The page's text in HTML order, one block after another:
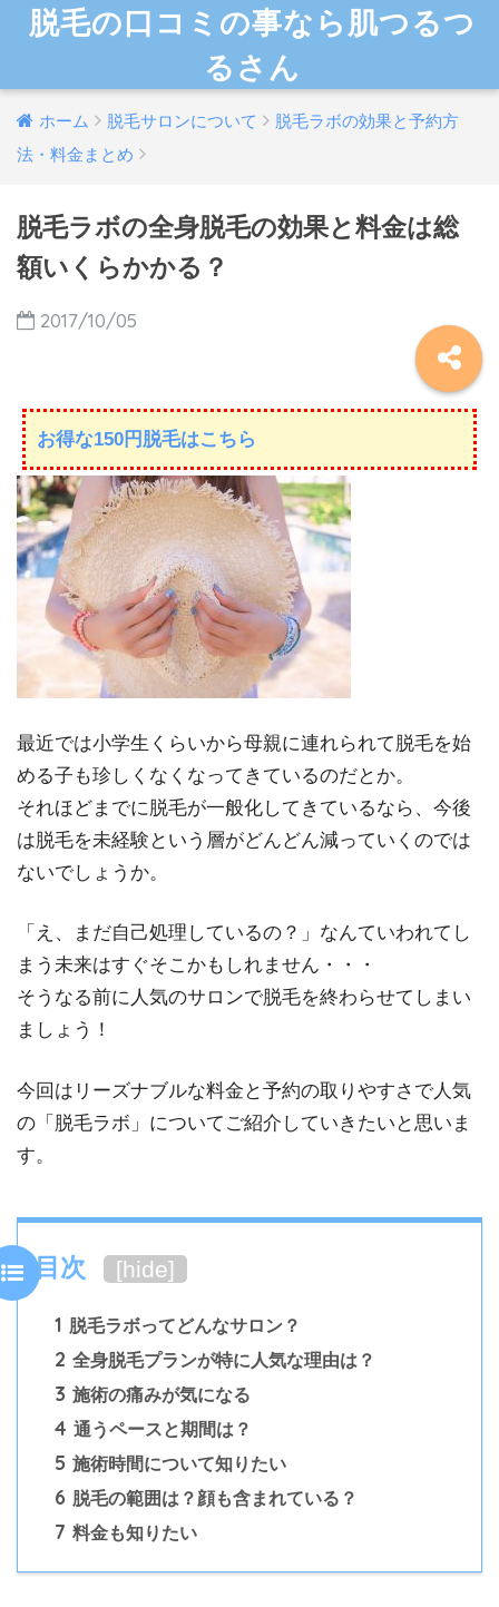
脱毛の口コミの事なら肌つるつ
るさん
ホーム 脱毛サロンについて
脱毛ラボの効果と予約方
法・料金まとめ
脱毛ラボの全身脱毛の効果と料金は総
額いくらかかる？
2017/10/05
お得な150円脱毛はこちら
最近では小学生くらいから母親に連れられて脱毛を始
める子も珍しくなくなってきているのだとか。
それほどまでに脱毛が一般化してきているなら、今後
は脱毛を未経験という層がどんどん減っていくのでは
ないでしょうか。
「え、まだ自己処理しているの？」なんていわれてし
まう未来はすぐそこかもしれません・・・
そうなる前に人気のサロンで脱毛を終わらせてしまい
ましょう！
今回はリーズナブルな料金と予約の取りやすさで人気
の「脱毛ラボ」についてご紹介していきたいと思いま
す。
目次 [hide]
1 脱毛ラボってどんなサロン？
2 全身脱毛プランが特に人気な理由は？
3 施術の痛みが気になる
4 通うペースと期間は？
5 施術時間について知りたい
6 脱毛の範囲は？顔も含まれている？
7 料金も知りたい